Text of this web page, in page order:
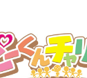
トップ